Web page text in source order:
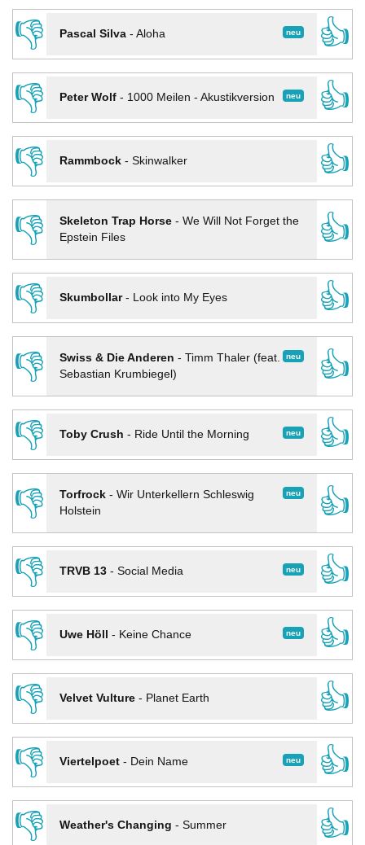
👎
neu
Pascal Silva- Aloha
👍
👎
neu
Peter Wolf- 1000 Meilen - Akustikversion
👍
👎
Rammbock- Skinwalker
👍
👎
Skeleton Trap Horse- We Will Not Forget the
Epstein Files
👍
👎
Skumbollar- Look into My Eyes
👍
👎
neu
Swiss & Die Anderen - Timm Thaler (feat.
Sebastian Krumbiegel)
👍
👎
neu
Toby Crush - Ride Until the Morning
👍
👎
neu
Torfrock- Wir Unterkellern Schleswig
Holstein
👍
👎
neu
TRVB 13- Social Media
👍
👎
neu
Uwe Höll - Keine Chance
👍
👎
Velvet Vulture- Planet Earth
👍
👎
neu
Viertelpoet- Dein Name
👍
👎
Weather's Changing - Summer
👍